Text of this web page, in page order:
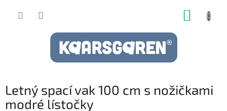
Letný spací vak 100 cm s nožičkami
modré lístočky